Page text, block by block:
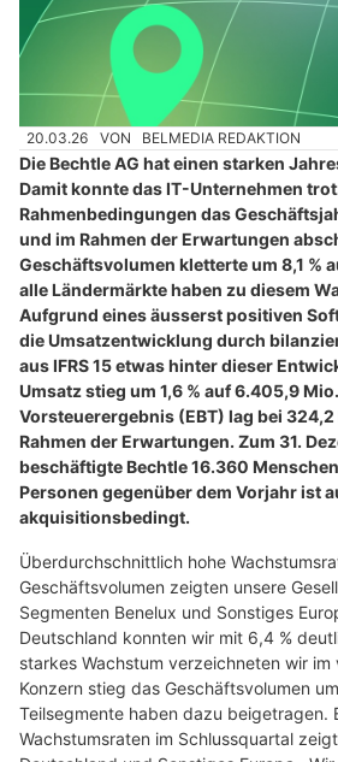
20.03.26 VON BELMEDIA REDAKTION
Die Bechtle AG hat einen starken
Damit konnte das IT-Unternehmen
Rahmenbedingungen das
und im Rahmen der Erwartungen
Geschäftsvolumen kletterte um 8,1 %
alle Ländermärkte haben zu diesem
Aufgrund eines äusserst positiven
die Umsatzentwicklung durch
aus IFRS 15 etwas hinter dieser
Umsatz stieg um 1,6 % auf 6.405,9
Vorsteuerergebnis (EBT) lag bei
Rahmen der Erwartungen. Zum 31.
beschäftigte Bechtle 16.360
Personen gegenüber dem Vorjahr ist
akquisitionsbedingt.
Überdurchschnittlich hohe
Geschäftsvolumen zeigten unsere
Segmenten Benelux und Sonstiges
Deutschland konnten wir mit 6,4 %
starkes Wachstum verzeichneten wir im
Konzern stieg das Geschäftsvolumen
Teilsegmente haben dazu beigetragen.
Wachstumsraten im Schlussquartal